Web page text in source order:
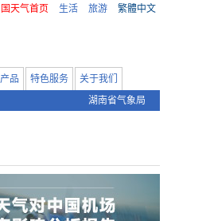
天气首页 生活 旅游 繁體中文
品 特色服务
关于我们
湖南省气象局